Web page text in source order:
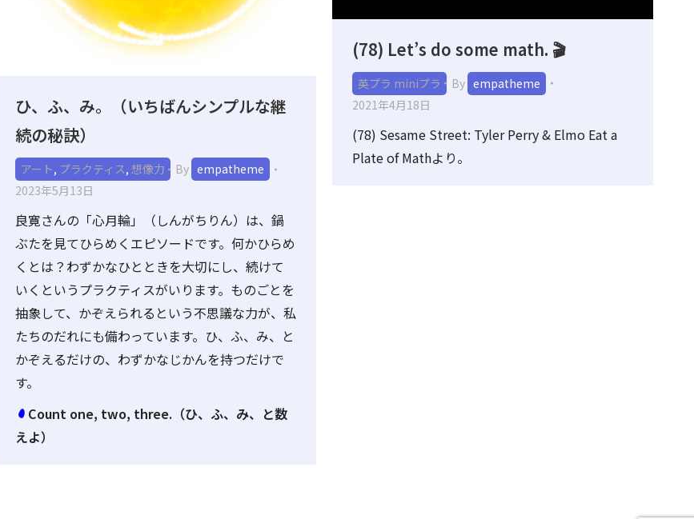
ひ、ふ、み。（いちばんシンプルな継
続の秘訣）
アート, プラクティス, 想像力 By empatheme
2023年5月13日
良寛さんの「心月輪」（しんがちりん）は、鍋
ぶたを見てひらめくエピソードです。何かひらめ
くとは？わずかなひとときを大切にし、続けて
いくというプラクティスがいります。ものごとを
抽象して、かぞえられるという不思議な力が、私
たちのだれにも備わっています。ひ、ふ、み、と
かぞえるだけの、わずかなじかんを持つだけで
す。
Count one, two, three.（ひ、ふ、み、と数
えよ）
(78) Let’s do some math. 🎬
英プラ miniプラ By empatheme
2021年4月18日
(78) Sesame Street: Tyler Perry & Elmo Eat a
Plate of Mathより。